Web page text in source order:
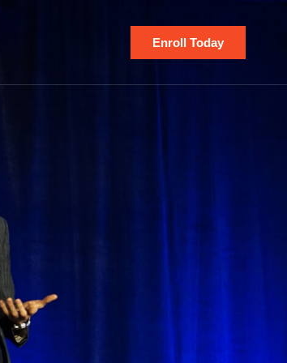
Enroll Today